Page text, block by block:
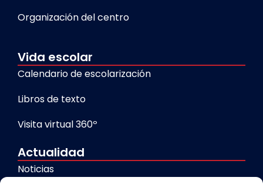
Organización del centro
Vida escolar
Calendario de escolarización
Libros de texto
Visita virtual 360º
Actualidad
Noticias